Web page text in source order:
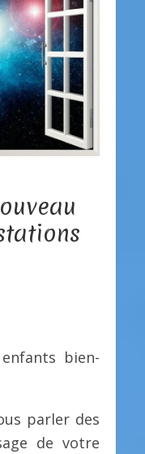
bien-
parler des
de votre